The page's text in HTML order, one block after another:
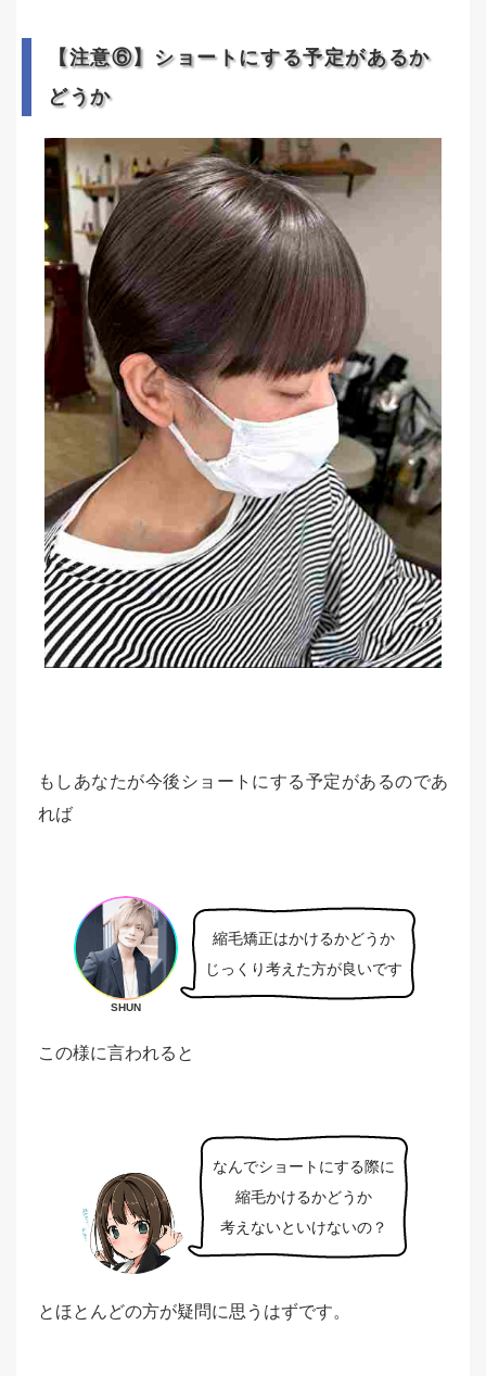
【注意⑥】ショートにする予定があるか
どうか
もしあなたが今後ショートにする予定があるのであ
れば
SHUN
縮毛矯正はかけるかどうか
じっくり考えた方が良いです
この様に言われると
なんでショートにする際に
縮毛かけるかどうか
考えないといけないの？
とほとんどの方が疑問に思うはずです。